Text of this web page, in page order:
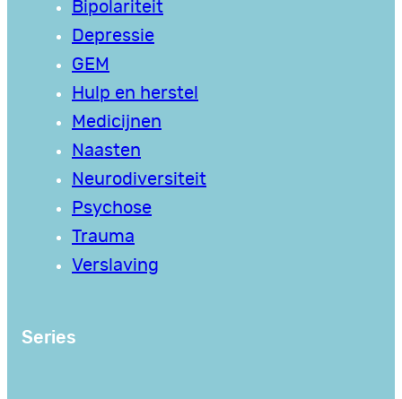
Bipolariteit
Depressie
GEM
Hulp en herstel
Medicijnen
Naasten
Neurodiversiteit
Psychose
Trauma
Verslaving
Series